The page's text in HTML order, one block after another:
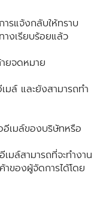
การแจ้งกลับให้ทราบ
งเรียบร้อยแล้ว
ยจดหมาย
มล์ และยังสามารถทำ
เมล์ของบริษัทหรือ
ล์สามารถที่จะทำงาน
ของผู้จัดการได้โดย